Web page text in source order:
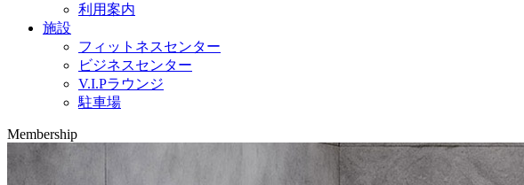
利用案内
施設
フィットネスセンター
ビジネスセンター
V.I.Pラウンジ
駐車場
Membership